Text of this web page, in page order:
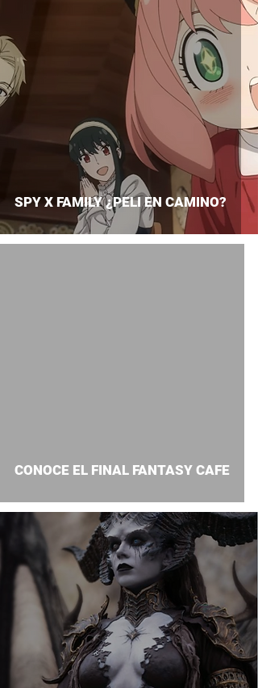
SPY X FAMILY ¿PELI EN CAMINO?
CONOCE EL FINAL FANTASY CAFE